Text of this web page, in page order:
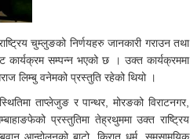
चुम्लुङको निर्णयहरु जानकारी गराउन तथा
कार्यक्रम सम्पन्न भएको छ । उक्त कार्यक्रममा
लिम्बु वनेमको प्रस्तुति रहेको थियो ।
ताप्लेजुङ र पान्थर, मोरङको विराटनगर,
प्रस्तुतिमा तेह्रथुममा उक्त राष्ट्रिय